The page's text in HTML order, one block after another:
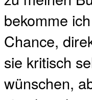
bekomme
Chance,
sie kritisch
wünschen,